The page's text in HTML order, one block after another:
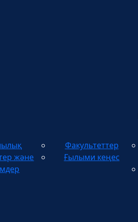
және
Факультеттер
Ғылыми кеңес